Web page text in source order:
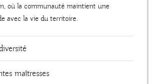
où la communauté maintient une
avec la vie du territoire.
maîtresses